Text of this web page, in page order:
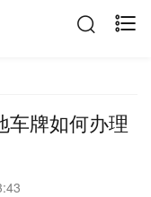
车牌如何办理